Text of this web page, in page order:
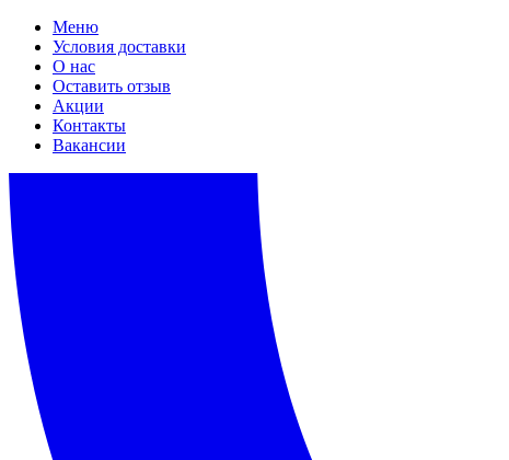
Меню
Условия доставки
О нас
Оставить отзыв
Акции
Контакты
Вакансии